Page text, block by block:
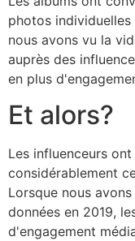
photos
nous avons vu la
auprès des
en plus
Et alors?
Les influenceurs
considérablement
Lorsque nous
données en 2019,
d'engagement